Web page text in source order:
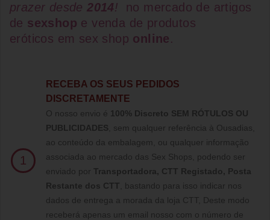
prazer desde2014!
no mercado de artigos
de sexshop e venda de produtos
eróticos em sex shop online.
1
RECEBA OS SEUS PEDIDOS
DISCRETAMENTE
O nosso envio é 100% Discreto SEM RÓTULOS OU
PUBLICIDADES , sem qualquer referência à Ousadias,
ao conteúdo da embalagem, ou qualquer informação
associada ao mercado das Sex Shops, podendo ser
enviado por Transportadora, CTT Registado, Posta
Restante dos CTT , bastando para isso indicar nos
dados de entrega a morada da loja CTT, Deste modo
receberá apenas um email nosso com o número de